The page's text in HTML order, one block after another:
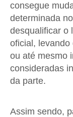
consegue
determinada
desqualificar o
oficial, levando
ou até mesmo
consideradas
da parte.
Assim sendo,